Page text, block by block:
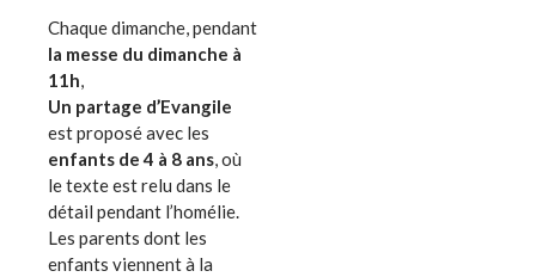
Chaque dimanche, pendant
la messe du dimanche à
11h,
Un partage d’Evangile
est proposé avec les
enfants de 4 à 8 ans, où
le texte est relu dans le
détail pendant l’homélie.
Les parents dont les
enfants viennent à la